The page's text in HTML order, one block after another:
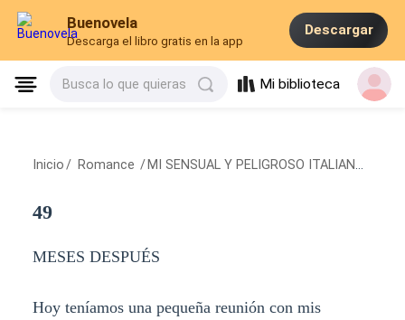
Buenovela
Descarga el libro gratis en la app
Descargar
Busca lo que quieras Mi biblioteca
Inicio / Romance / MI SENSUAL Y PELIGROSO ITALIANO
49
MESES DESPUÉS
Hoy teníamos una pequeña reunión con mis